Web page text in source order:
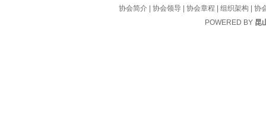
协会简介 |协会领导 |协会章程 |组织架构 |协
POWERED BY 昆